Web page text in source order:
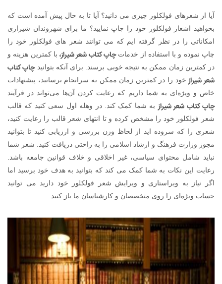
آیا از شعرهای فولکلور چیزی می دانید؟ آیا تا به حال پیش آمده است که
بخواهید اشعار فولکلور خود را چاپ نمایید؟ ما برای شهروندان شیرازی
امکاناتی را در نظر گرفته ایم که می توانند شعر های فولکلور خود را
چاپ نموده و با استفاده از خدماتچاپ کتاب شعر شیراز،با کمترین هزینه و
در کمترین زمان ممکن به نتیجه خوبی برسند. برای آنکه بتوانیدچاپ کتاب
شعر شیراز خود را در کمترین زمان ممکن به سرانجام برسانید، پیشنهادات
خاص و ویژه‌ای به شما داریم که رعایت کردن آن‌ها می‌تواند در فرآیند
چاپ کتاب شعر شیراز به شما کمک کند. در وهله اول سعی کنید که قالب
شعر فولکلور خود را مشخص کرده و تا انتهای شعر قالب را رعایت کنید،
شعری را که سروده اید از لحاظ وزن بررسی و ارزیابی کنید تا بتوانید
مجوز وزارت فرهنگ و ارشاد اسلامی را به راحتی دریافت کنید. شعر شما
نباید شامل محتوای سیاسی، غیر اخلاقی و خلاف قوانین جامعه باشد.
رعایت این نکات به شما کمک می کند که بتوانید به هدف خود برسید اما
اگر نیاز به ویراستاری و ویرایش شعر فولکلور خود دارید می توانید
حساب ویژه‌ای را روی متخصصان و کارشناسان ما باز کنید.